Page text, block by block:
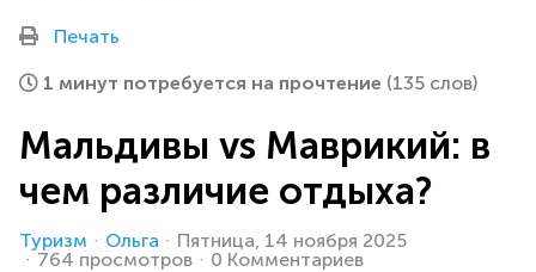
Печать
1 минут потребуется на прочтение (135 слов)
Мальдивы vs Маврикий: в
чем различие отдыха?
Туризм Ольга
Пятница, 14 ноября 2025
764 просмотров
0 Комментариев